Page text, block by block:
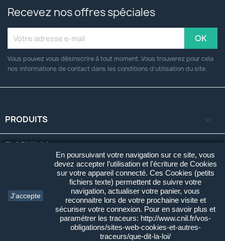
J'accepte
En poursuivant votre navigation sur ce site, vous
devez accepter l’utilisation et l'écriture de Cookies
sur votre appareil connecté. Ces Cookies (petits
fichiers texte) permettent de suivre votre
navigation, actualiser votre panier, vous
reconnaitre lors de votre prochaine visite et
sécuriser votre connexion. Pour en savoir plus et
paramétrer les traceurs: http://www.cnil.fr/vos-
obligations/sites-web-cookies-et-autres-
traceurs/que-dit-la-loi/
Recevez nos offres spéciales
Vous pouvez vous désinscrire à tout moment. Vous trouverez pour cela
nos informations de contact dans les conditions d'utilisation du site.
PRODUITS 
FLOPHIL84 
VOTRE COMPTE 
INFORMATIONS keyboard_arrow_down
© 2026 - Flophil84 Cartes Postales. Tous Droits Réservés.
Développé parClic'r.